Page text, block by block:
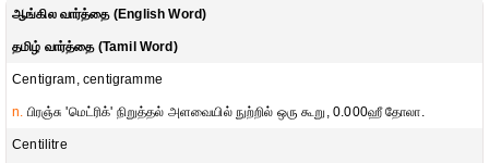
ஆங்கில வார்த்தை (English Word)
தமிழ் வார்த்தை (Tamil Word)
Centigram, centigramme
n. பிரஞ்சு 'மெட்ரிக்' நிறுத்தல் அளவையில் நுற்றில் ஒரு கூறு, 0.000ஹீ தோலா.
Centilitre